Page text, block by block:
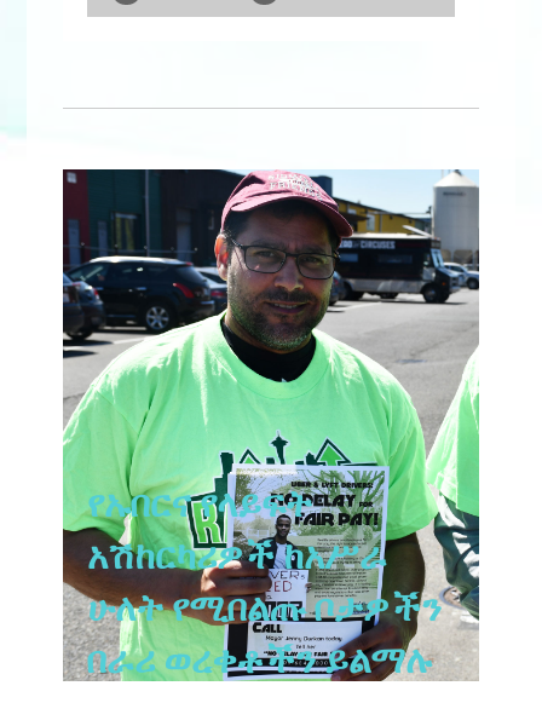
የኡበርና የላይፍት
አሽከርካሪዎች ከአሥራ
ሁለት የሚበልጡ ቦታዎችን
በራሪ ወረቀቶችን ይልማሉ